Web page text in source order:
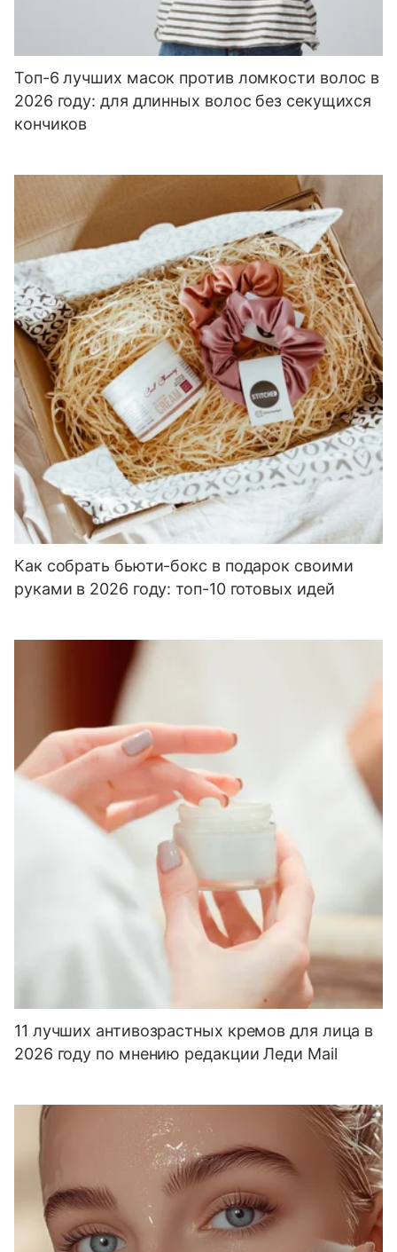
Топ-6 лучших масок против ломкости волос в
2026 году: для длинных волос без секущихся
кончиков
Как собрать бьюти-бокс в подарок своими
руками в 2026 году: топ-10 готовых идей
11 лучших антивозрастных кремов для лица в
2026 году по мнению редакции Леди Mail